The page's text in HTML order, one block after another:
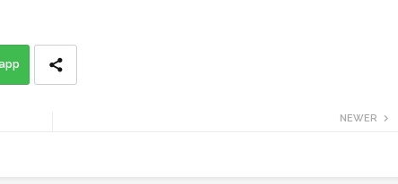
NEWER